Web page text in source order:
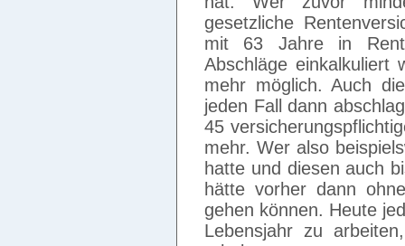
gesetzliche
mit 63 Jahre in
Abschläge einkalkuliert
mehr möglich. Auch
jeden Fall dann
45
mehr. Wer also
hatte und diesen auch
hätte vorher dann
gehen können. Heute
Lebensjahr zu